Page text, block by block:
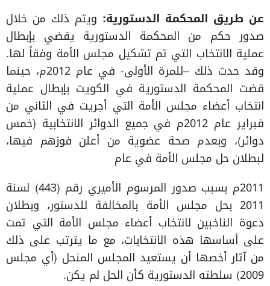
عن طريق المحكمة الدستورية: ويتم ذلك من خلال
صدور حكم من المحكمة الدستورية يقضي بإبطال
عملية الانتخاب التي تم تشكيل مجلس الأمة وفقاً لها.
وقد حدث ذلك –للمرة الأولى- في عام 2012م، حينما
قضت المحكمة الدستورية في الكويت بإبطال عملية
انتخاب أعضاء مجلس الأمة التي أجريت في الثاني من
فبراير عام 2012م في جميع الدوائر الانتخابية (خمس
دوائر)، وبعدم صحة عضوية من أعلن فوزهم فيها،
لبطلان حل مجلس الأمة في عام
2011م بسبب صدور المرسوم الأميري رقم (443) لسنة
2011 بحل مجلس الأمة بالمخالفة للدستور، وبطلان
دعوة الناخبين لانتخاب أعضاء مجلس الأمة التي تمت
على أساسها هذه الانتخابات، مع ما يترتب على ذلك
من آثار أخصها أن يستعيد المجلس المنحل (أي مجلس
2009) سلطته الدستورية كأن الحل لم يكن.